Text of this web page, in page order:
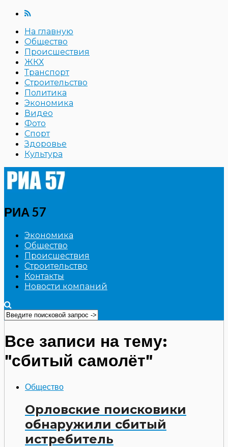
На главную
Общество
Происшествия
ЖКХ
Транспорт
Строительство
Политика
Экономика
Видео
Фото
Спорт
Здоровье
Культура
РИА 57
Экономика
Общество
Происшествия
Строительство
Контакты
Новости компаний
Все записи на тему:
"сбитый самолёт"
Общество
Орловские поисковики
обнаружили сбитый
истребитель